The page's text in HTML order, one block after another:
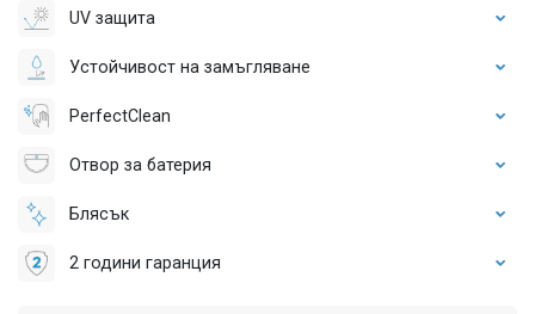
UV защита
Устойчивост на замъгляване
PerfectClean
Отвор за батерия
Блясък
2 години гаранция